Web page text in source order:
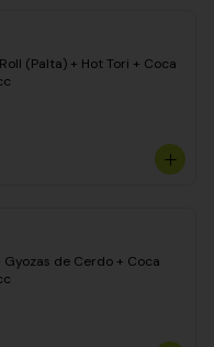
(Palta) + Hot Tori + Coca
Gyozas de Cerdo + Coca